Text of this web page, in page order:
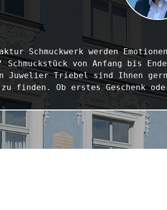
Schmuckwerk werden
Schmuckstück von Anfang bis
Juwelier Triebel sind Ihnen
zu finden. Ob erstes Geschenk